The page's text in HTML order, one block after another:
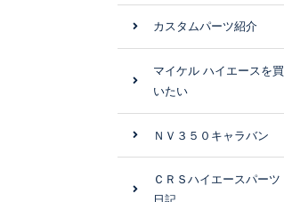
カスタムパーツ紹介
マイケル ハイエースを買
いたい
ＮＶ３５０キャラバン
ＣＲＳハイエースパーツ